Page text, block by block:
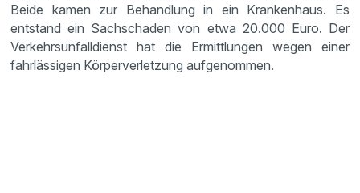
Beide kamen zur Behandlung in ein Krankenhaus. Es
entstand ein Sachschaden von etwa 20.000 Euro. Der
Verkehrsunfalldienst hat die Ermittlungen wegen einer
fahrlässigen Körperverletzung aufgenommen.